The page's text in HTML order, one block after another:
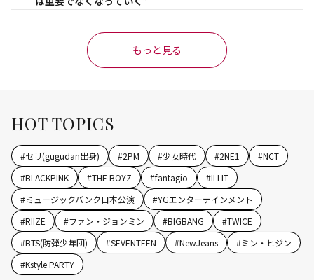
もっと見る
HOT TOPICS
#セリ(gugudan出身) #2PM #少女時代 #2NE1 #NCT
#BLACKPINK #THE BOYZ #fantagio #ILLIT
#ミュージックバンク日本公演 #YGエンターテインメント
#RIIZE #ファン・ジョンミン #BIGBANG #TWICE
#BTS(防弾少年団) #SEVENTEEN #NewJeans #ミン・ヒジン
#Kstyle PARTY